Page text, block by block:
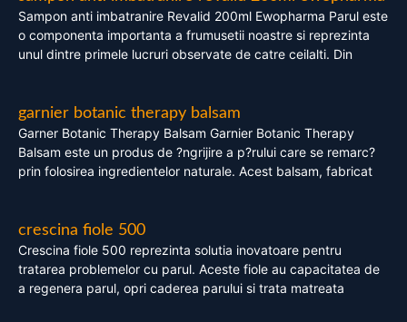
Sampon anti imbatranire Revalid 200ml Ewopharma Parul este
o componenta importanta a frumusetii noastre si reprezinta
unul dintre primele lucruri observate de catre ceilalti. Din
garnier botanic therapy balsam
Garner Botanic Therapy Balsam Garnier Botanic Therapy
Balsam este un produs de ?ngrijire a p?rului care se remarc?
prin folosirea ingredientelor naturale. Acest balsam, fabricat
crescina fiole 500
Crescina fiole 500 reprezinta solutia inovatoare pentru
tratarea problemelor cu parul. Aceste fiole au capacitatea de
a regenera parul, opri caderea parului si trata matreata